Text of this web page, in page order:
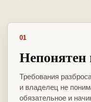
01
Требования
и владелец не
обязательное и